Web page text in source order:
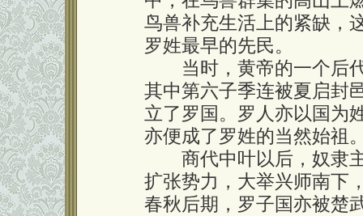
鸟兽补充生活上的紧缺，
罗姓最早的先民。
当时，黄帝的一个后代
其中第六子季连被夏启封
立了罗国。罗人亦以国为
亦便成了罗姓的当然始祖
商代中叶以后，奴隶
扩张势力，大举兴师南下
春秋后期，罗子国亦被楚